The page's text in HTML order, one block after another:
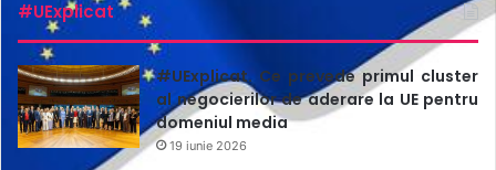
#UExplicat
#UExplicat. Ce prevede primul cluster
al negocierilor de aderare la UE pentru
domeniul media
19 iunie 2026